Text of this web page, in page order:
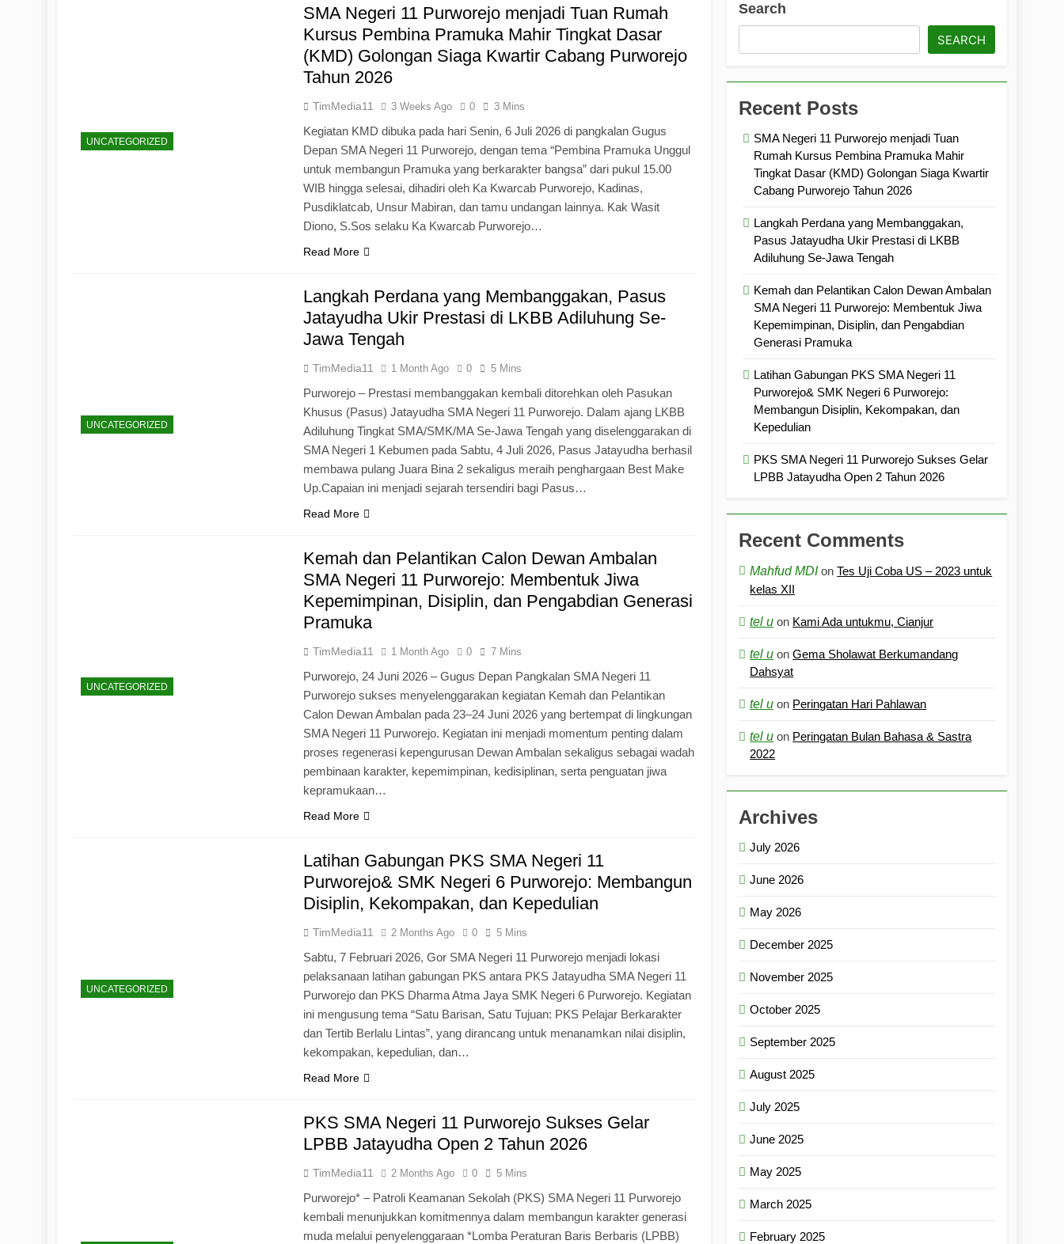
Pengabdian Generasi Pramuka
UNCATEGORIZED
SMA Negeri 11 Purworejo menjadi Tuan Rumah
Kursus Pembina Pramuka Mahir Tingkat Dasar
(KMD) Golongan Siaga Kwartir Cabang Purworejo
Tahun 2026
TimMedia11 3 Weeks Ago 0 3 Mins
Kegiatan KMD dibuka pada hari Senin, 6 Juli 2026 di pangkalan Gugus
Depan SMA Negeri 11 Purworejo, dengan tema “Pembina Pramuka Unggul
untuk membangun Pramuka yang berkarakter bangsa” dari pukul 15.00
WIB hingga selesai, dihadiri oleh Ka Kwarcab Purworejo, Kadinas,
Pusdiklatcab, Unsur Mabiran, dan tamu undangan lainnya. Kak Wasit
Diono, S.Sos selaku Ka Kwarcab Purworejo…
Read More
UNCATEGORIZED
Langkah Perdana yang Membanggakan, Pasus
Jatayudha Ukir Prestasi di LKBB Adiluhung Se-
Jawa Tengah
TimMedia11 1 Month Ago 0 5 Mins
Purworejo – Prestasi membanggakan kembali ditorehkan oleh Pasukan
Khusus (Pasus) Jatayudha SMA Negeri 11 Purworejo. Dalam ajang LKBB
Adiluhung Tingkat SMA/SMK/MA Se-Jawa Tengah yang diselenggarakan di
SMA Negeri 1 Kebumen pada Sabtu, 4 Juli 2026, Pasus Jatayudha berhasil
membawa pulang Juara Bina 2 sekaligus meraih penghargaan Best Make
Up.Capaian ini menjadi sejarah tersendiri bagi Pasus…
Read More
UNCATEGORIZED
Kemah dan Pelantikan Calon Dewan Ambalan
SMA Negeri 11 Purworejo: Membentuk Jiwa
Kepemimpinan, Disiplin, dan Pengabdian Generasi
Pramuka
TimMedia11 1 Month Ago 0 7 Mins
Purworejo, 24 Juni 2026 – Gugus Depan Pangkalan SMA Negeri 11
Purworejo sukses menyelenggarakan kegiatan Kemah dan Pelantikan
Calon Dewan Ambalan pada 23–24 Juni 2026 yang bertempat di lingkungan
SMA Negeri 11 Purworejo. Kegiatan ini menjadi momentum penting dalam
proses regenerasi kepengurusan Dewan Ambalan sekaligus sebagai wadah
pembinaan karakter, kepemimpinan, kedisiplinan, serta penguatan jiwa
kepramukaan…
Read More
UNCATEGORIZED
Latihan Gabungan PKS SMA Negeri 11
Purworejo& SMK Negeri 6 Purworejo: Membangun
Disiplin, Kekompakan, dan Kepedulian
TimMedia11 2 Months Ago 0 5 Mins
Sabtu, 7 Februari 2026, Gor SMA Negeri 11 Purworejo menjadi lokasi
pelaksanaan latihan gabungan PKS antara PKS Jatayudha SMA Negeri 11
Purworejo dan PKS Dharma Atma Jaya SMK Negeri 6 Purworejo. Kegiatan
ini mengusung tema “Satu Barisan, Satu Tujuan: PKS Pelajar Berkarakter
dan Tertib Berlalu Lintas”, yang dirancang untuk menanamkan nilai disiplin,
kekompakan, kepedulian, dan…
Read More
PKS SMA Negeri 11 Purworejo Sukses Gelar
LPBB Jatayudha Open 2 Tahun 2026
TimMedia11 2 Months Ago 0 5 Mins
Purworejo* – Patroli Keamanan Sekolah (PKS) SMA Negeri 11 Purworejo
kembali menunjukkan komitmennya dalam membangun karakter generasi
muda melalui penyelenggaraan *Lomba Peraturan Baris Berbaris (LPBB)
Search
SEARCH
Recent Posts
SMA Negeri 11 Purworejo menjadi Tuan
Rumah Kursus Pembina Pramuka Mahir
Tingkat Dasar (KMD) Golongan Siaga Kwartir
Cabang Purworejo Tahun 2026
Langkah Perdana yang Membanggakan,
Pasus Jatayudha Ukir Prestasi di LKBB
Adiluhung Se-Jawa Tengah
Kemah dan Pelantikan Calon Dewan Ambalan
SMA Negeri 11 Purworejo: Membentuk Jiwa
Kepemimpinan, Disiplin, dan Pengabdian
Generasi Pramuka
Latihan Gabungan PKS SMA Negeri 11
Purworejo& SMK Negeri 6 Purworejo:
Membangun Disiplin, Kekompakan, dan
Kepedulian
PKS SMA Negeri 11 Purworejo Sukses Gelar
LPBB Jatayudha Open 2 Tahun 2026
Recent Comments
Mahfud MDIonTes Uji Coba US – 2023 untuk
kelas XII
tel u on Kami Ada untukmu, Cianjur
tel u onGema Sholawat Berkumandang
Dahsyat
tel u on Peringatan Hari Pahlawan
tel u on Peringatan Bulan Bahasa & Sastra
2022
Archives
July 2026
June 2026
May 2026
December 2025
November 2025
October 2025
September 2025
August 2025
July 2025
June 2025
May 2025
March 2025
February 2025